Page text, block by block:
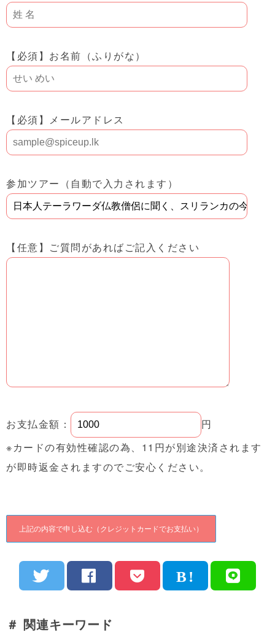
【必須】 お名前（ふりがな）
【必須】 メールアドレス
参加ツアー（自動で入力されます）
【任意】ご質問があればご記入ください
お支払金額：
円
※カードの有効性確認の為、11円が別途決済されます
が即時返金されますのでご安心ください。
＃ 関連キーワード